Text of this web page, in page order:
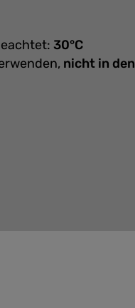
30°C
nicht in den